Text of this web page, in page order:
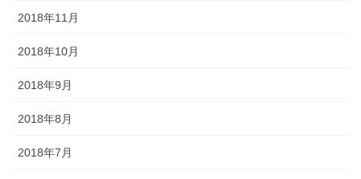
2018年11月
2018年10月
2018年9月
2018年8月
2018年7月